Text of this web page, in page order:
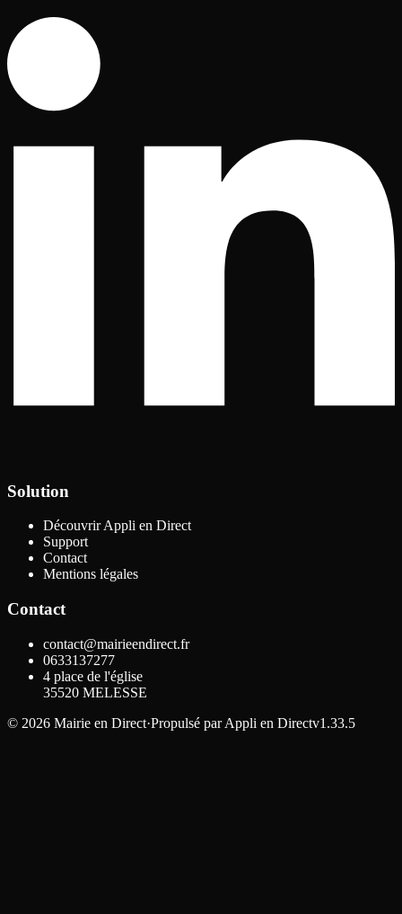
Solution
Découvrir Appli en Direct
Support
Contact
Mentions légales
Contact
contact@mairieendirect.fr
0633137277
4 place de l'église
35520 MELESSE
© 2026 Mairie en Direct·Propulsé par Appli en Directv1.33.5